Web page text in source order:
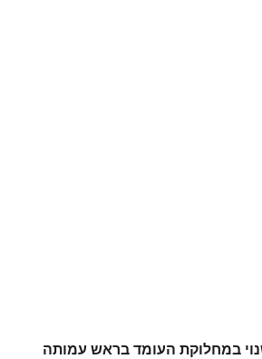
במחלוקת העומד בראש עמותה